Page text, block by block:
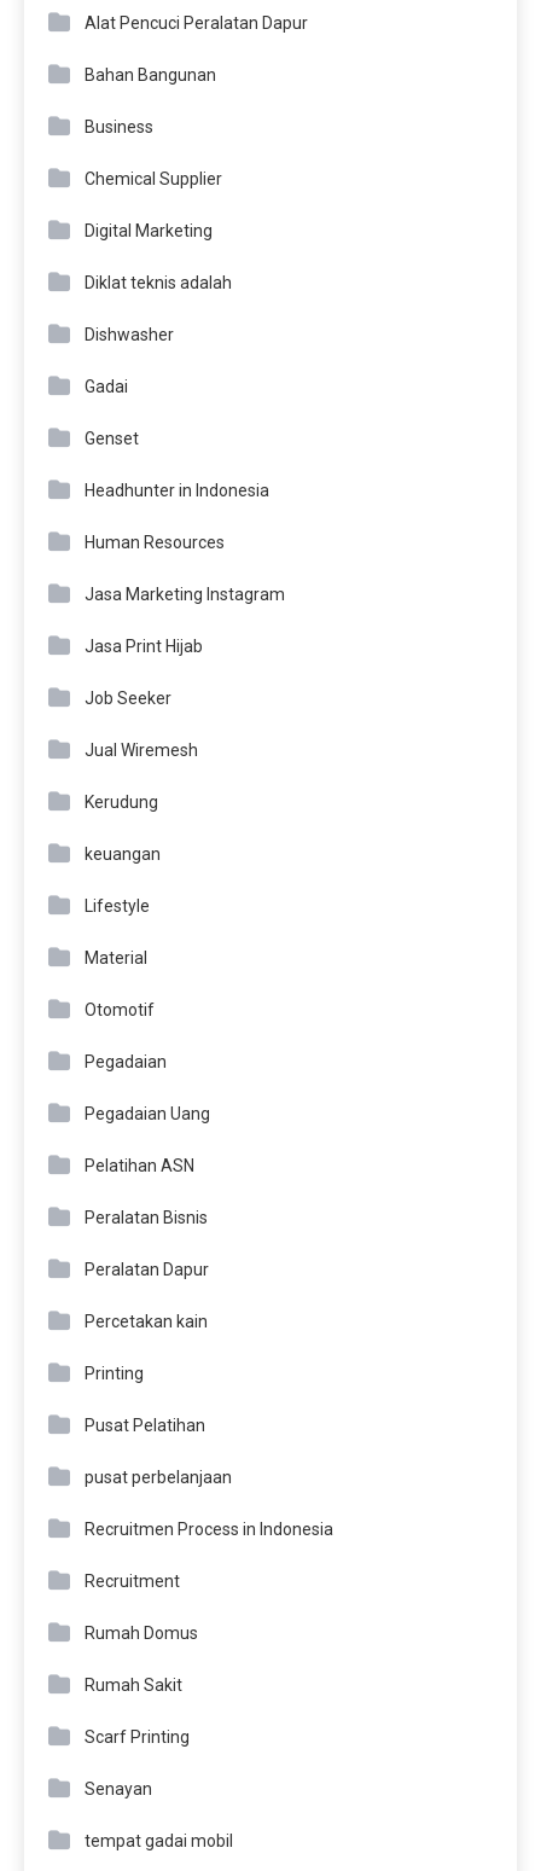
Alat Pencuci Peralatan Dapur
Bahan Bangunan
Business
Chemical Supplier
Digital Marketing
Diklat teknis adalah
Dishwasher
Gadai
Genset
Headhunter in Indonesia
Human Resources
Jasa Marketing Instagram
Jasa Print Hijab
Job Seeker
Jual Wiremesh
Kerudung
keuangan
Lifestyle
Material
Otomotif
Pegadaian
Pegadaian Uang
Pelatihan ASN
Peralatan Bisnis
Peralatan Dapur
Percetakan kain
Printing
Pusat Pelatihan
pusat perbelanjaan
Recruitmen Process in Indonesia
Recruitment
Rumah Domus
Rumah Sakit
Scarf Printing
Senayan
tempat gadai mobil